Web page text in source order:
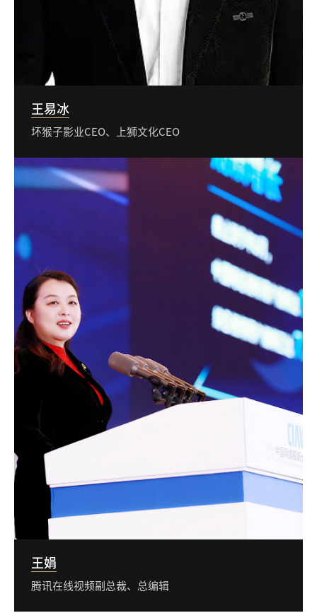
王易冰
坏猴子影业CEO、上狮文化CEO
王娟
腾讯在线视频副总裁、总编辑